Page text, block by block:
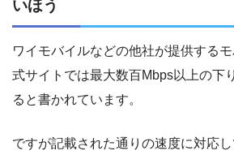
いほう
ワイモバイルなどの他社が提供する
式サイトでは最大数百Mbps以上の下
ると書かれています。
ですが記載された通りの速度に対応